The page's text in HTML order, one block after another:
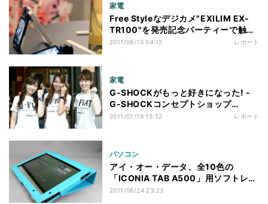
家電
Free Styleなデジカメ"EXILIM EX-
TR100"を発売記念パーティーで触り
まくる
2011/08/10 04:12 レポート
家電
G-SHOCKがもっと好きになった! -
G-SHOCKコンセプトショップ
「EDGE」が4周年
2011/07/19 15:52 レポート
パソコン
アイ・オー・データ、全10色の
「ICONIA TAB A500」用ソフトレザ
ーケース
2011/06/24 23:23